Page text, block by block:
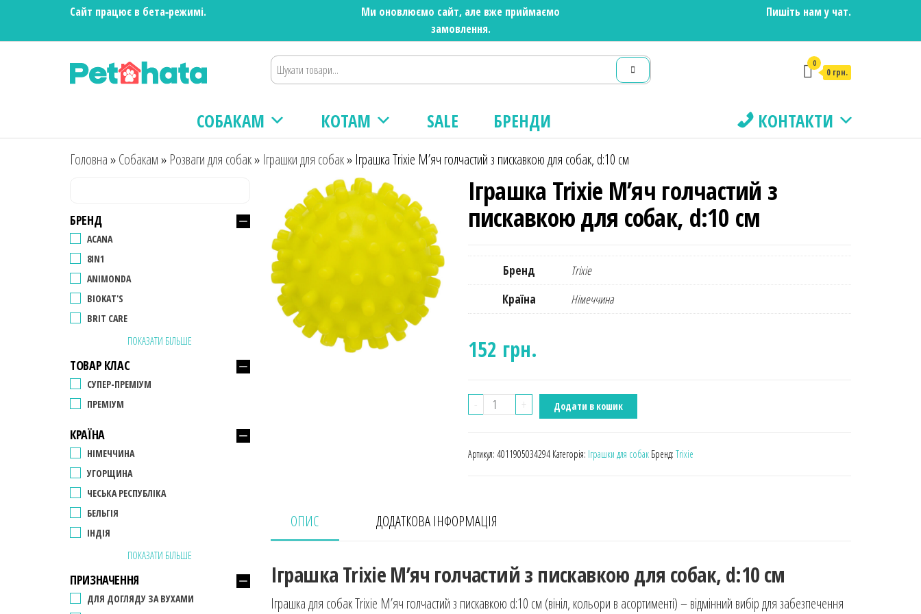
Сайт працює в бета‑режимі.
Ми оновлюємо сайт, але вже приймаємо
замовлення.
Пишіть нам у чат.
Зоотовари
ПЕТХАТА
іграшки,
аксесуари
та догляд за
тваринами.
0
0 грн.
СОБАКАМ КОТАМ SALE БРЕНДИ КОНТАКТИ
Головна»Собакам» Розваги для собак» Іграшки для собак» Іграшка Trixie М’яч голчастий з пискавкою для собак, d:10 см
Іграшка Trixie М’яч голчастий з
пискавкою для собак, d:10 см
Бренд
Trixie
Країна
Німеччина
152 грн.
- + Додати в кошик
Артикул: 4011905034294 Категорія: Іграшки для собак Бренд: Trixie
ОПИС ДОДАТКОВА ІНФОРМАЦІЯ
Іграшка Trixie М’яч голчастий з пискавкою для собак, d:10 см
Іграшка для собак Trixie М’яч голчастий з пискавкою d:10 см (вініл, кольори в асортименті) – відмінний вибір для забезпечення
БРЕНД
ACANA
8IN1
ANIMONDA
BIOKAT'S
BRIT CARE
ПОКАЗАТИ БІЛЬШЕ
ТОВАР КЛАС
СУПЕР-ПРЕМІУМ
ПРЕМІУМ
КРАЇНА
НІМЕЧЧИНА
УГОРЩИНА
ЧЕСЬКА РЕСПУБЛІКА
БЕЛЬГІЯ
ІНДІЯ
ПОКАЗАТИ БІЛЬШЕ
ПРИЗНАЧЕННЯ
ДЛЯ ДОГЛЯДУ ЗА ВУХАМИ